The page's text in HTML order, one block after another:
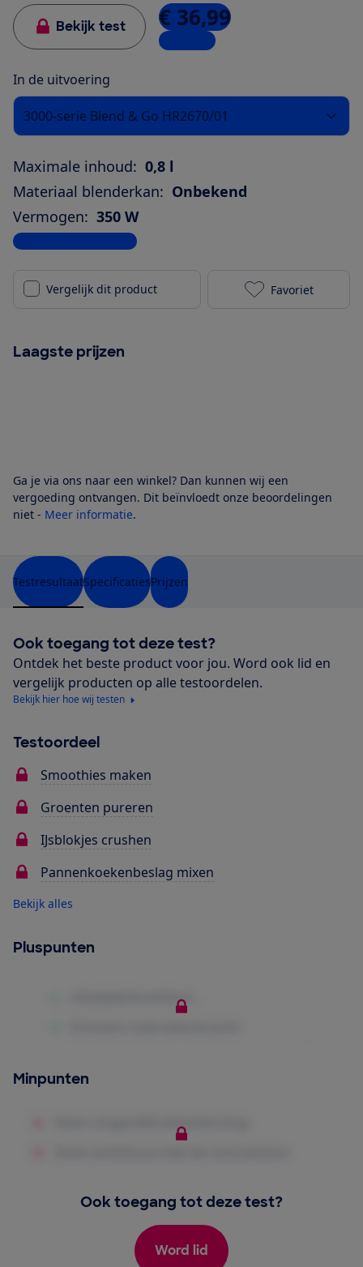
Bekijk test € 36,99
2 winkels
In de uitvoering
3000-serie Blend & Go HR2670/01
Maximale inhoud: 0,8 l
Materiaal blenderkan: Onbekend
Vermogen: 350 W
Bekijk alle specificaties
Vergelijk dit product Philips 3000-
Favoriet
Laagste prijzen
Ga je via ons naar een winkel? Dan kunnen wij een
vergoeding ontvangen. Dit beïnvloedt onze beoordelingen
niet - Meer informatie.
TestresultaatSpecificatiesPrijzen
Ook toegang tot deze test?
Ontdek het beste product voor jou. Word ook lid en
vergelijk producten op alle testoordelen.
Bekijk hier hoe wij testen
Testoordeel
Smoothies maken
Groenten pureren
IJsblokjes crushen
Pannenkoekenbeslag mixen
Bekijk alles
Pluspunten
Minpunten
Ook toegang tot deze test?
Word lid